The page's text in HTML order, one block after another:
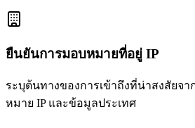
ยืนยันการมอบหมายที่อยู่ IP
ระบุต้นทางของการเข้าถึงที่น่าสงสัยจ
หมาย IP และข้อมูลประเทศ